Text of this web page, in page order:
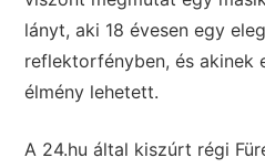
lányt, aki 18 évesen egy
reflektorfényben, és akinek
élmény lehetett.
A 24.hu által kiszúrt régi